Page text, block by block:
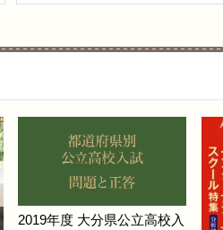
2019年度 大分県公立高校入